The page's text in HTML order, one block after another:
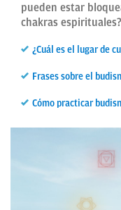
pueden estar
chakras
¿Cuál es el lugar de
Frases sobre el
Cómo practicar